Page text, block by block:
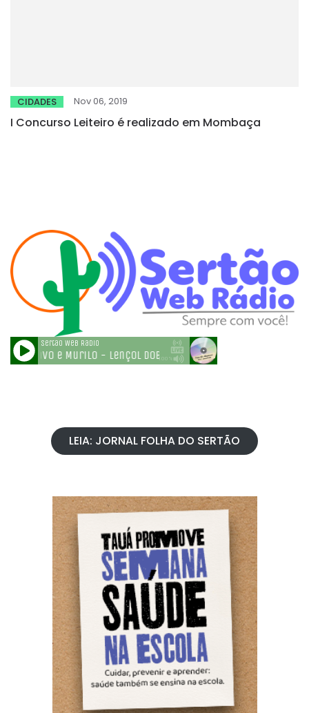
CIDADES Nov 06, 2019
I Concurso Leiteiro é realizado em Mombaça
LEIA: JORNAL FOLHA DO SERTÃO